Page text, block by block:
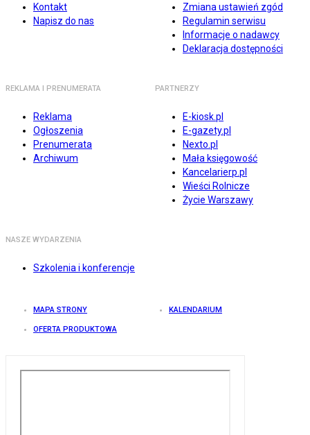
Kontakt
Napisz do nas
Zmiana ustawień zgód
Regulamin serwisu
Informacje o nadawcy
Deklaracja dostępności
REKLAMA I PRENUMERATA
Reklama
Ogłoszenia
Prenumerata
Archiwum
PARTNERZY
E-kiosk.pl
E-gazety.pl
Nexto.pl
Mała księgowość
Kancelarierp.pl
Wieści Rolnicze
Życie Warszawy
NASZE WYDARZENIA
Szkolenia i konferencje
MAPA STRONY KALENDARIUM
OFERTA PRODUKTOWA